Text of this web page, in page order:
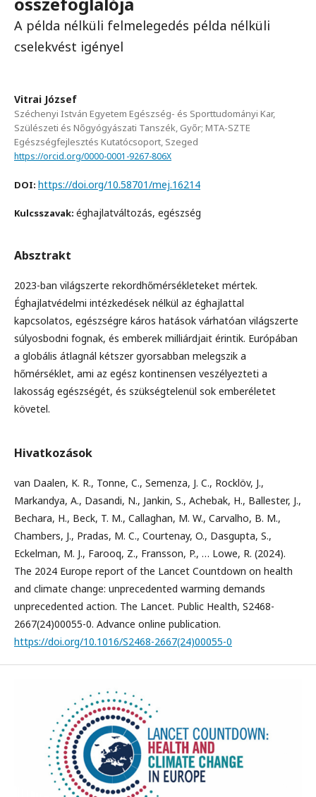
A példa nélküli felmelegedés példa nélküli
cselekvést igényel
Vitrai József
Széchenyi István Egyetem Egészség- és Sporttudományi Kar,
Szülészeti és Nőgyógyászati Tanszék, Győr; MTA-SZTE
Egészségfejlesztés Kutatócsoport, Szeged
https://orcid.org/0000-0001-9267-806X
DOI: https://doi.org/10.58701/mej.16214
Kulcsszavak: éghajlatváltozás, egészség
Absztrakt
2023-ban világszerte rekordhőmérsékleteket mértek.
Éghajlatvédelmi intézkedések nélkül az éghajlattal
kapcsolatos, egészségre káros hatások várhatóan világszerte
súlyosbodni fognak, és emberek milliárdjait érintik. Európában
a globális átlagnál kétszer gyorsabban melegszik a
hőmérséklet, ami az egész kontinensen veszélyezteti a
lakosság egészségét, és szükségtelenül sok emberéletet
követel.
Hivatkozások
van Daalen, K. R., Tonne, C., Semenza, J. C., Rocklöv, J.,
Markandya, A., Dasandi, N., Jankin, S., Achebak, H., Ballester, J.,
Bechara, H., Beck, T. M., Callaghan, M. W., Carvalho, B. M.,
Chambers, J., Pradas, M. C., Courtenay, O., Dasgupta, S.,
Eckelman, M. J., Farooq, Z., Fransson, P., … Lowe, R. (2024).
The 2024 Europe report of the Lancet Countdown on health
and climate change: unprecedented warming demands
unprecedented action. The Lancet. Public Health, S2468-
2667(24)00055-0. Advance online publication.
https://doi.org/10.1016/S2468-2667(24)00055-0